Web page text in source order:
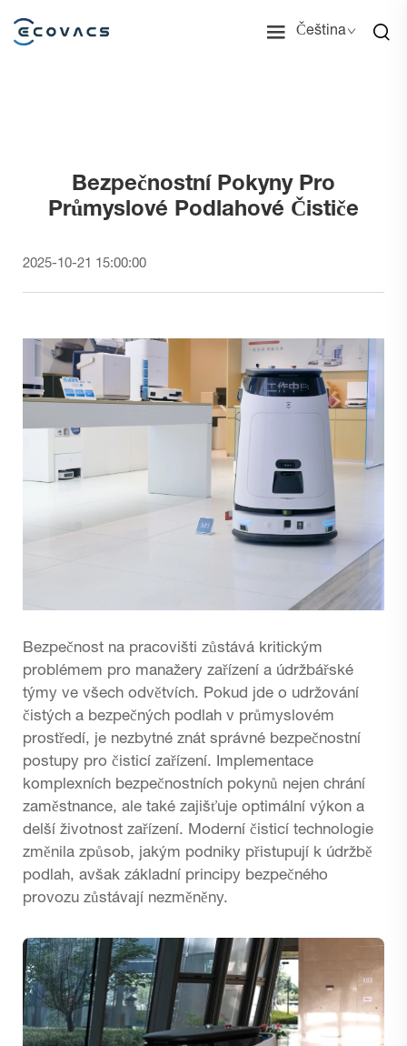
Čeština
Bezpečnostní Pokyny Pro
Průmyslové Podlahové Čističe
2025-10-21 15:00:00
Bezpečnost na pracovišti zůstává kritickým
problémem pro manažery zařízení a údržbářské
týmy ve všech odvětvích. Pokud jde o udržování
čistých a bezpečných podlah v průmyslovém
prostředí, je nezbytné znát správné bezpečnostní
postupy pro čisticí zařízení. Implementace
komplexních bezpečnostních pokynů nejen chrání
zaměstnance, ale také zajišťuje optimální výkon a
delší životnost zařízení. Moderní čisticí technologie
změnila způsob, jakým podniky přistupují k údržbě
podlah, avšak základní principy bezpečného
provozu zůstávají nezměněny.